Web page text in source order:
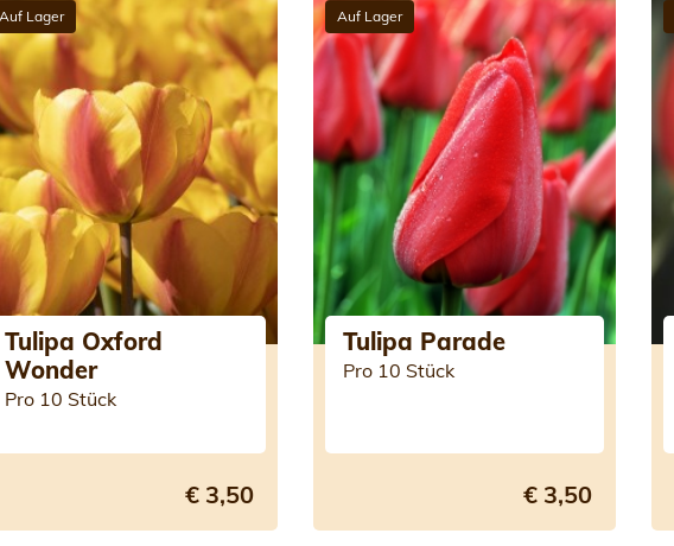
Auf Lager
Tulipa Oxford
Wonder
Pro 10 Stück
€ 3,50
Auf Lager
Tulipa Parade
Pro 10 Stück
€ 3,50